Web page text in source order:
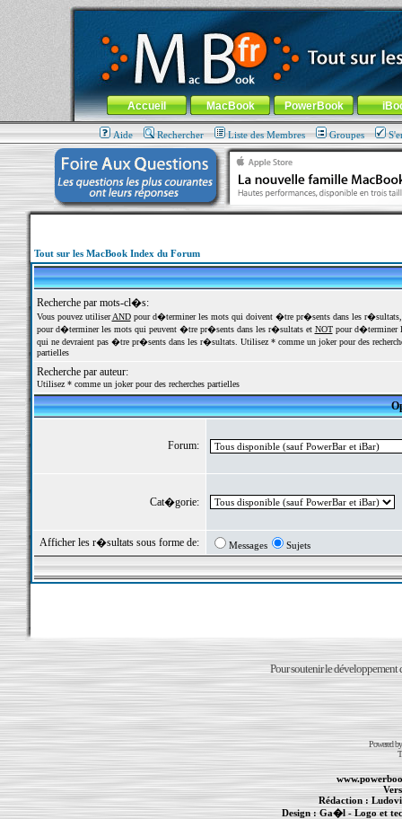
MacBook-fr.com : 100% Apple... 100% nomade !
Aller au contenu-Aller au menu général-Aller au menu de
Menu général
Accueil MacBook PowerBook
Aide Rechercher Liste des Membres Groupes
Tout sur les MacBook Index du Forum
Recherche par mots-cl�s:
Vous pouvez utiliserANDpour d�terminer les mots qui doivent �tre pr�sents dans les
pour d�terminer les mots qui peuvent �tre pr�sents dans les r�sultats et NOTpour d�terminer
qui ne devraient pas �tre pr�sents dans les r�sultats. Utilisez * comme un joker pour des
partielles
Recherche par auteur:
Utilisez * comme un joker pour des recherches partielles
Forum:
Cat�gorie:
Afficher les r�sultats sous forme de: Messages Sujets
Pour soutenir le développement
Powered
Rédaction :
Design : Ga�l- Logo et